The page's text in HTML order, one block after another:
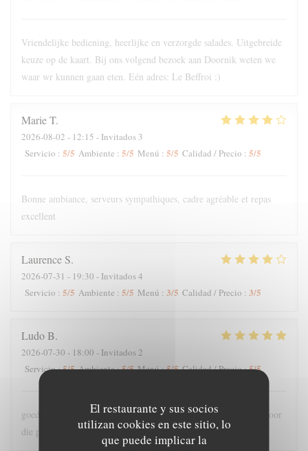
El restaurante y sus socios
utilizan cookies en este sitio, lo
que puede implicar la
Vriendelijke bediening, heerlijke en verzorgde salades. Uitgebreide
keuze op de kaart. Bij ons volgend bezoek aan Doornik weten we
waar wr kunnen gaan eten. Eén adres: Le Beffroi :)
MarieT
2026-08-02 - 12:15 - Invitados 3
Servicio : 5/5 Ambiente : 5/5 Menú : 5/5 Calidad / Precio : 5/5
Bonne ambiance, serveurs sympathiques, cadre agréable et repas
excellent
Laurence S
2026-07-31 - 19:30 - Invitados 4
Servicio : 5/5 Ambiente : 5/5 Menú : 3/5 Calidad / Precio : 3/5
LudoB
2026-07-30 - 18:00 - Invitados 2
Servicio:5/5 Ambiente:5/5 Menú:5/5 Calidad / Precio:5/5
goede bediening , lekker en meer dan voldoende grote porties voor
die prijs